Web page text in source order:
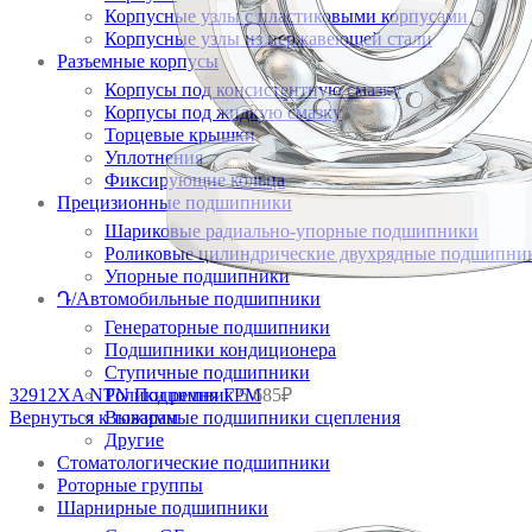
Корпусные узлы с пластиковыми корпусами
Корпусные узлы из нержавеющей стали
Разъемные корпусы
Корпусы под консистентную смазку
Корпусы под жидкую смазку
Торцевые крышки
Уплотнения
Фиксирующие кольца
Прецизионные подшипники
Шариковые радиально-упорные подшипники
Роликовые цилиндрические двухрядные
Упорные подшипники
Դ/Автомобильные подшипники
Генераторные подшипники
Подшипники кондиционера
Ступичные подшипники
Ролики ремня ГРМ
Выжимные подшипники сцепления
Другие
Стоматологические подшипники
Роторные группы
Шарнирные подшипники
32912XA NTN Подшипник5 685₽
Вернуться к товарам